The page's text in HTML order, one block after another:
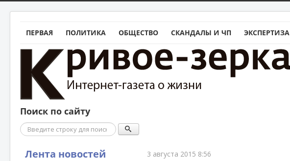
ПЕРВАЯ ПОЛИТИКА ОБЩЕСТВО СКАНДАЛЫ И ЧП ЭКСПЕРТИЗА
Поиск по сайту
Поиск
Лента новостей 3 августа 2015 8:56